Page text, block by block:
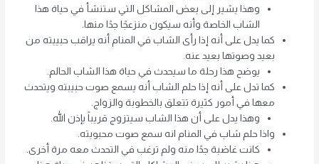
وهذا يشير إلى بعض المشاكل التي ستنشأ في حياة هذا
الشاب الخاصة وأنه سيكون منزعجًا جدًا منها.
كما يدل على أنه إذا رأى الشاب في المنام أنه يراقب حبيبته من
بعيد وصوتها بعيد عنه.
يوضح هذا رحلة ما سيحدث في حياة هذا الشاب الحالم.
كما تدل على أنه إذا حلم الشاب أنه يسمع صوت حبيبته ويتحدث
معها في أمور كثيرة تتعلق بالخطوبة والزواج.
وهذا يدل على أن هذا الشاب سيتزوج قريباً بإذن الله.
واذا حلم شاب في المنام انه سمع صوت محبوبته.
كانت غاضبة جدًا منه ولم ترغب في التحدث معه مرة أخرى.